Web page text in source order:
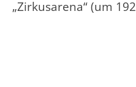
„Zirkusarena“ (um